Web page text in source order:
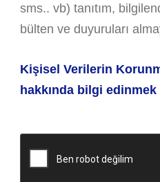
sms.. vb) tanıtım,
bülten ve duyuruları
Kişisel Verilerin
hakkında bilgi edinmek